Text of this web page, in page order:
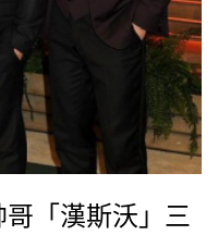
「漢斯沃」三